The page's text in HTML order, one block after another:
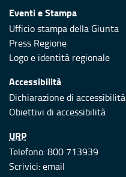
Eventi e Stampa
Ufficio stampa della Giunta
Press Regione
Logo e identità regionale
Accessibilità
Dichiarazione di accessibilità
Obiettivi di accessibilità
URP
Telefono: 800 713939
Scrivici:email